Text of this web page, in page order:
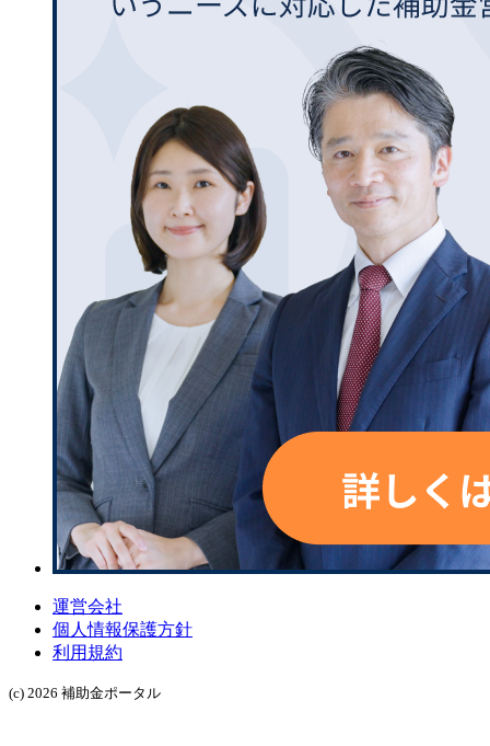
運営会社
個人情報保護方針
利用規約
(c) 2026 補助金ポータル